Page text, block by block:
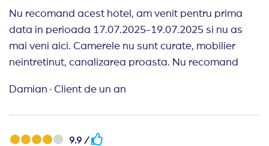
Nu recomand acest hotel, am venit pentru prima
data in perioada 17.07.2025-19.07.2025 si nu as
mai veni aici. Camerele nu sunt curate, mobilier
neintretinut, canalizarea proasta. Nu recomand
Damian · Client de un an
9.9 /